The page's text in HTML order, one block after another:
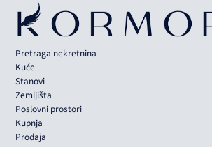
Pretraga nekretnina
Kuće
Stanovi
Zemljišta
Poslovni prostori
Kupnja
Prodaja